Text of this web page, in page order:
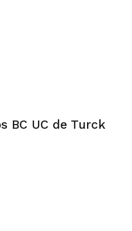
BC UC de Turck